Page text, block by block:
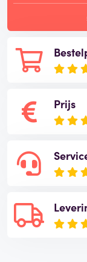
Prijs